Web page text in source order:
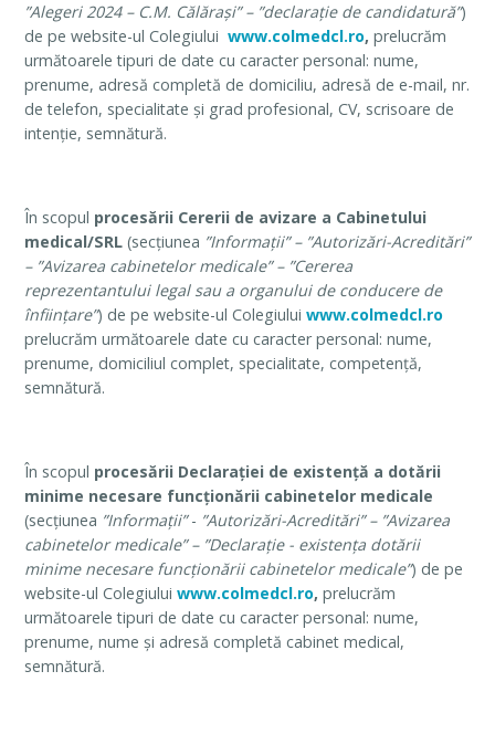
”Alegeri 2024 – C.M. Călăraşi” – ”declaraţie de candidatură”)
de pe website-ul Colegiului www.colmedcl.ro, prelucrăm
următoarele tipuri de date cu caracter personal: nume,
prenume, adresă completă de domiciliu, adresă de e-mail, nr.
de telefon, specialitate și grad profesional, CV, scrisoare de
intenție, semnătură.
În scopul procesării Cererii de avizare a Cabinetului
medical/SRL (secțiunea ”Informații” – ”Autorizări-Acreditări”
– ”Avizarea cabinetelor medicale” – ”Cererea
reprezentantului legal sau a organului de conducere de
înființare”) de pe website-ul Colegiului www.colmedcl.ro
prelucrăm următoarele date cu caracter personal: nume,
prenume, domiciliul complet, specialitate, competență,
semnătură.
În scopul procesării Declarației de existență a dotării
minime necesare funcționării cabinetelor medicale
(secțiunea ”Informații”- ”Autorizări-Acreditări” – ”Avizarea
cabinetelor medicale” – ”Declarație - existența dotării
minime necesare funcționării cabinetelor medicale”) de pe
website-ul Colegiului www.colmedcl.ro, prelucrăm
următoarele tipuri de date cu caracter personal: nume,
prenume, nume și adresă completă cabinet medical,
semnătură.